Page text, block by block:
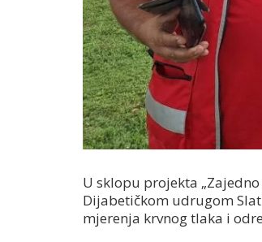
U sklopu projekta
Dijabetičkom udrugom
mjerenja krvnog tlaka i